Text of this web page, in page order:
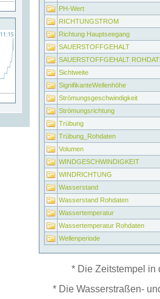
PH-Wert
RICHTUNGSTROM
Richtung Hauptseegang
SAUERSTOFFGEHALT
SAUERSTOFFGEHALT
Sichtweite
SignifikanteWellenhöhe
Strömungsgeschwindigkeit
Strömungsrichtung
Trübung
Trübung_Rohdaten
Volumen
WINDGESCHWINDIGKEIT
WINDRICHTUNG
Wasserstand
Wasserstand Rohdaten
Wassertemperatur
Wassertemperatur Rohdaten
Wellenperiode
* Die Zeitstempel in
* Die Wasserstraßen-